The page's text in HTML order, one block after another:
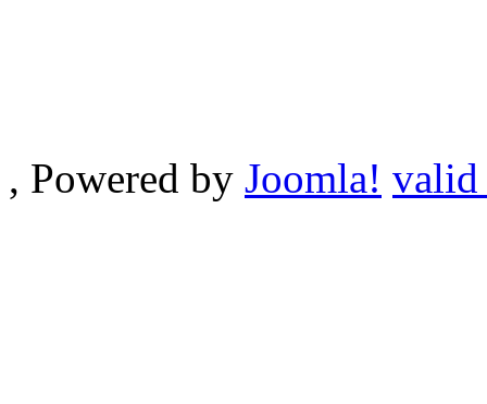
, Powered by Joomla!